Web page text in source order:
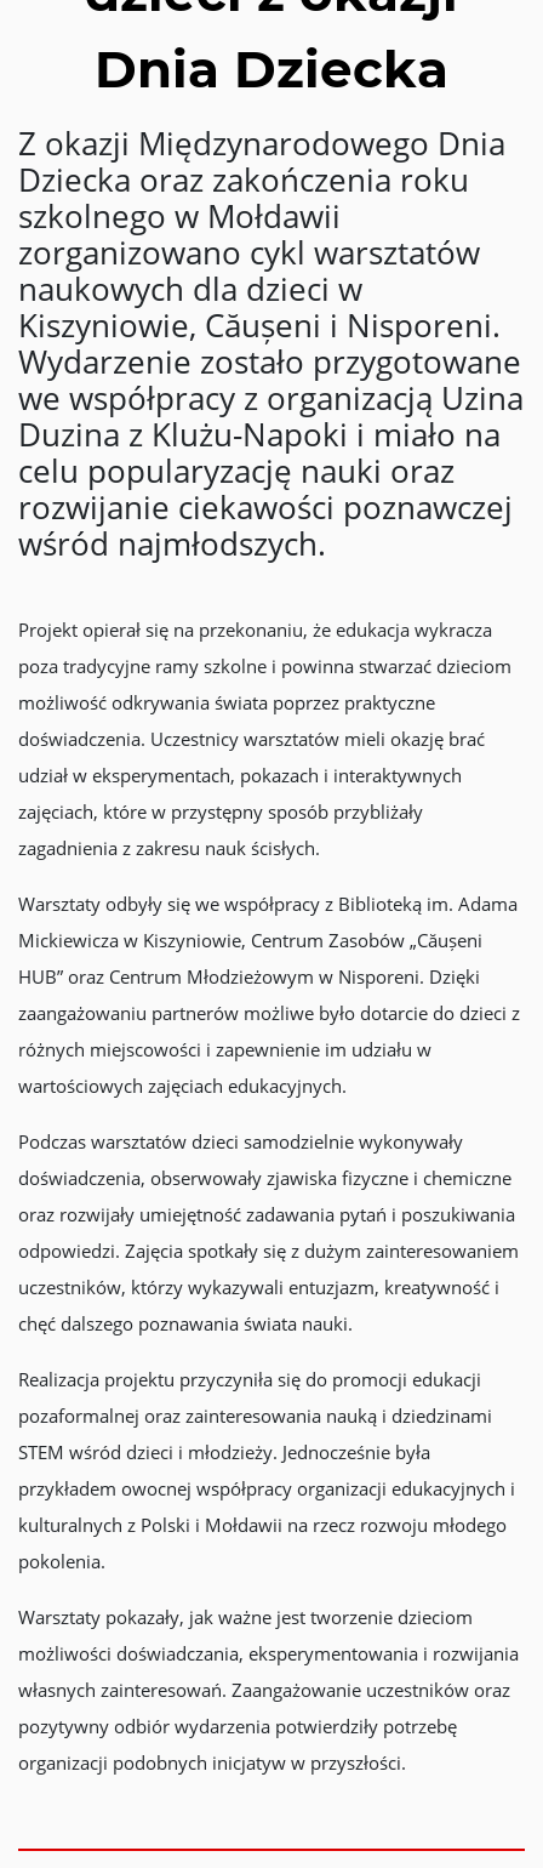
Dnia Dziecka
Z okazji Międzynarodowego Dnia
Dziecka oraz zakończenia roku
szkolnego w Mołdawii
zorganizowano cykl warsztatów
naukowych dla dzieci w
Kiszyniowie, Căușeni i Nisporeni.
Wydarzenie zostało przygotowane
we współpracy z organizacją Uzina
Duzina z Klużu-Napoki i miało na
celu popularyzację nauki oraz
rozwijanie ciekawości poznawczej
wśród najmłodszych.
Projekt opierał się na przekonaniu, że edukacja wykracza
poza tradycyjne ramy szkolne i powinna stwarzać dzieciom
możliwość odkrywania świata poprzez praktyczne
doświadczenia. Uczestnicy warsztatów mieli okazję brać
udział w eksperymentach, pokazach i interaktywnych
zajęciach, które w przystępny sposób przybliżały
zagadnienia z zakresu nauk ścisłych.
Warsztaty odbyły się we współpracy z Biblioteką im. Adama
Mickiewicza w Kiszyniowie, Centrum Zasobów „Căușeni
HUB” oraz Centrum Młodzieżowym w Nisporeni. Dzięki
zaangażowaniu partnerów możliwe było dotarcie do dzieci z
różnych miejscowości i zapewnienie im udziału w
wartościowych zajęciach edukacyjnych.
Podczas warsztatów dzieci samodzielnie wykonywały
doświadczenia, obserwowały zjawiska fizyczne i chemiczne
oraz rozwijały umiejętność zadawania pytań i poszukiwania
odpowiedzi. Zajęcia spotkały się z dużym zainteresowaniem
uczestników, którzy wykazywali entuzjazm, kreatywność i
chęć dalszego poznawania świata nauki.
Realizacja projektu przyczyniła się do promocji edukacji
pozaformalnej oraz zainteresowania nauką i dziedzinami
STEM wśród dzieci i młodzieży. Jednocześnie była
przykładem owocnej współpracy organizacji edukacyjnych i
kulturalnych z Polski i Mołdawii na rzecz rozwoju młodego
pokolenia.
Warsztaty pokazały, jak ważne jest tworzenie dzieciom
możliwości doświadczania, eksperymentowania i rozwijania
własnych zainteresowań. Zaangażowanie uczestników oraz
pozytywny odbiór wydarzenia potwierdziły potrzebę
organizacji podobnych inicjatyw w przyszłości.